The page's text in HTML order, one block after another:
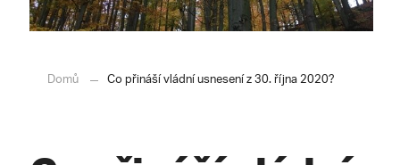
Domů Co přináší vládní usnesení z 30. října 2020?